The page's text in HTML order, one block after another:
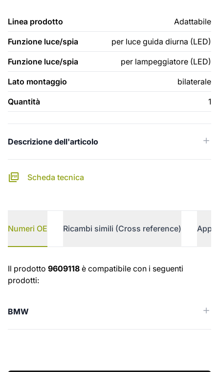
Linea prodotto Adattabile
Funzione luce/spia per luce guida diurna (LED)
Funzione luce/spia per lampeggiatore (LED)
Lato montaggio bilaterale
Quantità 1
Descrizione dell'articolo
Scheda tecnica
Numeri OE Ricambi simili (Cross reference)
Numeri OE
Il prodotto 9609118 è compatibile con i seguenti
prodotti:
BMW